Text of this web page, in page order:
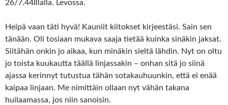
26/7.44Illalla. Levossa.
Heipä vaan täti hyvä! Kauniit kiitokset kirjeestäsi. Sain sen
tänään. Oli tosiaan mukava saaja tietää kuinka sinäkin jaksat.
Siitähän onkin jo aikaa, kun minäkin sieltä lähdin. Nyt on oltu
jo toista kuukautta täällä linjassakin – onhan sitä jo siinä
ajassa kerinnyt tutustua tähän sotakauhuunkin, että ei enää
kaipaa linjaan. Me nimittäin ollaan nyt vähän takana
huilaamassa, jos niin sanoisin.